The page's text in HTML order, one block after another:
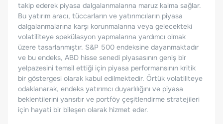
takip ederek piyasa dalgalanmalarına maruz kalma sağlar.
Bu yatırım aracı, tüccarların ve yatırımcıların piyasa
dalgalanmalarına karşı korunmalarına veya gelecekteki
volatiliteye spekülasyon yapmalarına yardımcı olmak
üzere tasarlanmıştır. S&P 500 endeksine dayanmaktadır
ve bu endeks, ABD hisse senedi piyasasının geniş bir
yelpazesini temsil ettiği için piyasa performansının kritik
bir göstergesi olarak kabul edilmektedir. Örtük volatiliteye
odaklanarak, endeks yatırımcı duyarlılığını ve piyasa
beklentilerini yansıtır ve portföy çeşitlendirme stratejileri
için hayati bir bileşen olarak hizmet eder.